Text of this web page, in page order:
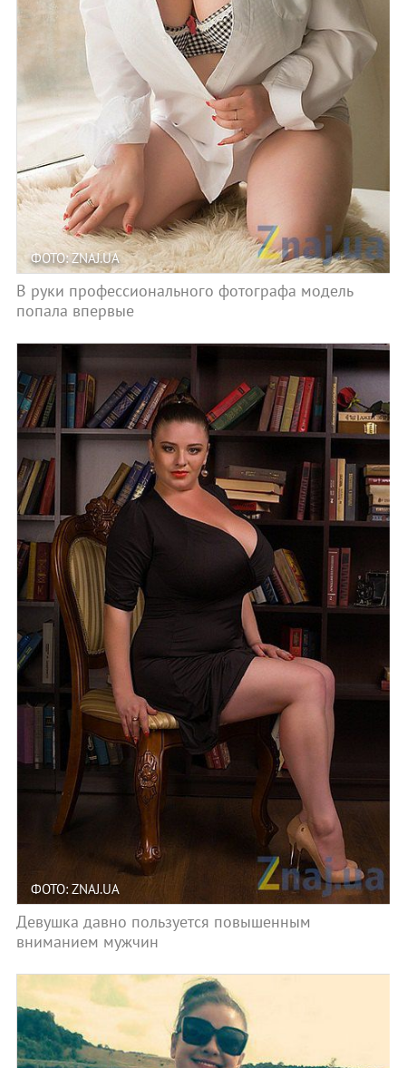
ФОТО: ZNAJ.UA
В руки профессионального фотографа модель
попала впервые
ФОТО: ZNAJ.UA
Девушка давно пользуется повышенным
вниманием мужчин